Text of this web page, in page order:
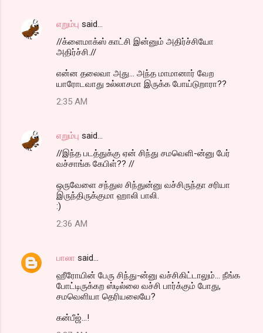
எறும்பு said…
//க்ளைமாக்ஸ் காட்சி இன்னும் அதிர்ச்சியோ
அதிர்ச்சி.//
என்ன தலைவா அது... அந்த மாமானார் வேற
யாரோடவாது உல்லாசமா இருக்க போய்டுறாரா??
2:35 AM
எறும்பு said…
//இந்த படத்துக்கு ஏன் சிந்து சமவெளி-ன்னு பேர்
வச்சாங்க கேபிள்?? //
ஒருவேளை சந்துல சிந்துன்னு வச்சிருந்தா சரியா
இருந்திருக்குமா ஹாலி பாலி.
:)
2:36 AM
பாலா said…
ஹீரோயின் பேரு சிந்து-ன்னு வச்சிகிட்டாலும்... நீங்க
போட்டிருக்கற ஸ்டில்லை வச்சி பார்க்கும் போது,
சமவெளியா தெரியலையே?
கன்பீஜ்...!